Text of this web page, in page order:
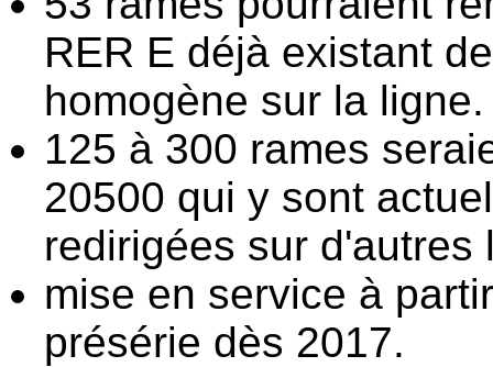
RER E déjà existant
homogène sur la ligne.
125 à 300 rames
20500 qui y sont
redirigées sur d'autres
mise en service à
présérie dès 2017.